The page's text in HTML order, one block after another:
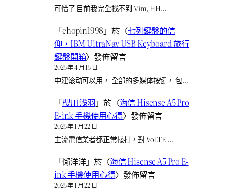
可惜了 目前我完全找不到 Vim, HH…
「chopin1998 」於〈七列鍵盤的信
仰，IBM UltraNav USB Keyboard 旅行
鍵盤開箱〉發佈留言
2025 年 4 月 15 日
中建滚动可以用， 全部的多媒体按键， 包…
「櫻川 浅羽 」於〈海信 Hisense A5 Pro
E-ink 手機使用心得〉發佈留言
2025 年 1 月 22 日
主流電信業者都正常接打，對 VoLTE …
「懶洋洋」於〈海信 Hisense A5 Pro E-
ink 手機使用心得〉發佈留言
2025 年 1 月 22 日